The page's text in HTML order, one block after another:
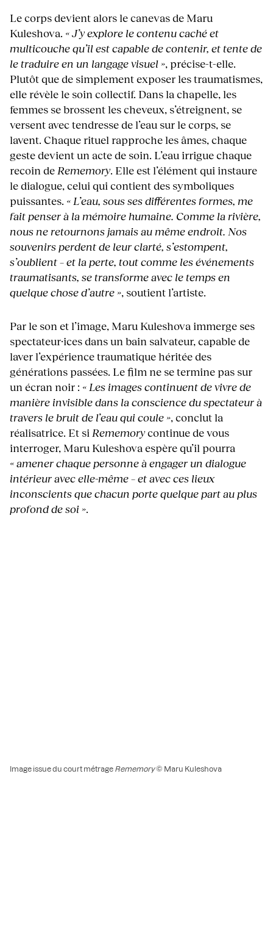
Le corps devient alors le canevas de Maru
Kuleshova. « J’y explore le contenu caché et
multicouche qu’il est capable de contenir, et tente de
le traduire en un langage visuel », précise-t-elle.
Plutôt que de simplement exposer les traumatismes,
elle révèle le soin collectif. Dans la chapelle, les
femmes se brossent les cheveux, s’étreignent, se
versent avec tendresse de l’eau sur le corps, se
lavent. Chaque rituel rapproche les âmes, chaque
geste devient un acte de soin. L’eau irrigue chaque
recoin de Rememory. Elle est l’élément qui instaure
le dialogue, celui qui contient des symboliques
puissantes. « L’eau, sous ses différentes formes, me
fait penser à la mémoire humaine. Comme la rivière,
nous ne retournons jamais au même endroit. Nos
souvenirs perdent de leur clarté, s’estompent,
s’oublient – et la perte, tout comme les événements
traumatisants, se transforme avec le temps en
quelque chose d’autre », soutient l’artiste.
Par le son et l’image, Maru Kuleshova immerge ses
spectateur·ices dans un bain salvateur, capable de
laver l’expérience traumatique héritée des
générations passées. Le film ne se termine pas sur
un écran noir : « Les images continuent de vivre de
manière invisible dans la conscience du spectateur à
travers le bruit de l’eau qui coule », conclut la
réalisatrice. Et si Rememorycontinue de vous
interroger, Maru Kuleshova espère qu’il pourra
« amener chaque personne à engager un dialogue
intérieur avec elle-même – et avec ces lieux
inconscients que chacun porte quelque part au plus
profond de soi ».
Image issue du court métrage Rememory© Maru Kuleshova